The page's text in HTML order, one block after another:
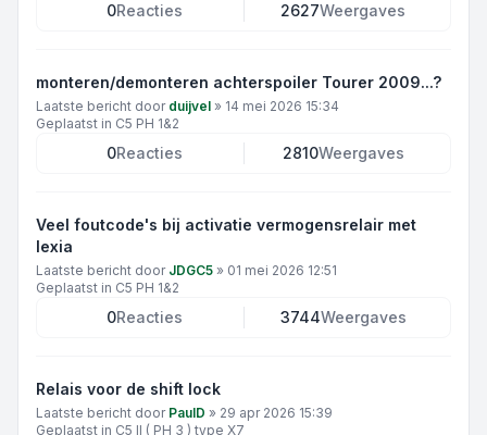
0Reacties 2627Weergaves
monteren/demonteren achterspoiler Tourer 2009...?
Laatste bericht door duijvel » 14 mei 2026 15:34
Geplaatst in C5 PH 1&2
0Reacties 2810Weergaves
Veel foutcode's bij activatie vermogensrelair met
lexia
Laatste bericht door JDGC5 » 01 mei 2026 12:51
Geplaatst in C5 PH 1&2
0Reacties 3744Weergaves
Relais voor de shift lock
Laatste bericht door PaulD » 29 apr 2026 15:39
Geplaatst in C5 II ( PH 3 ) type X7